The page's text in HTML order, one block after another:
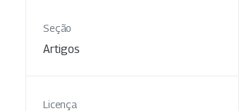
Seção
Artigos
Licença